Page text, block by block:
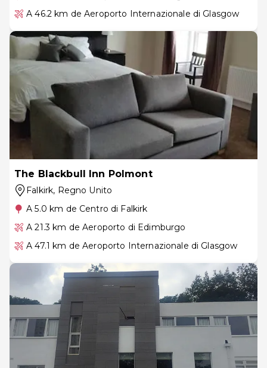
A 46.2 km de Aeroporto Internazionale di Glasgow
The Blackbull Inn Polmont
Falkirk, Regno Unito
A 5.0 km de Centro di Falkirk
A 21.3 km de Aeroporto di Edimburgo
A 47.1 km de Aeroporto Internazionale di Glasgow